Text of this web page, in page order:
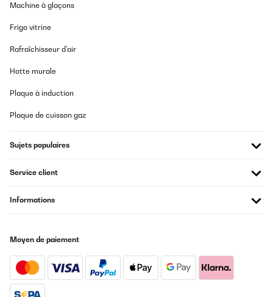
deshalb keinen Vergleich zu anderen Herstellern.
man das Gefühl ein hochwertiges Produkt gekauft zu haben.
Traduire
Machine à glaçons
Frigo vitrine
Rafraîchisseur d'air
Hotte murale
Plaque à induction
Plaque de cuisson gaz
Sujets populaires
Service client
Informations
Moyen de paiement